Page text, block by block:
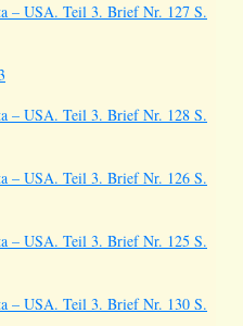
– USA. Teil 3. Brief Nr. 127 S.
– USA. Teil 3. Brief Nr. 128 S.
– USA. Teil 3. Brief Nr. 126 S.
– USA. Teil 3. Brief Nr. 125 S.
– USA. Teil 3. Brief Nr. 130 S.